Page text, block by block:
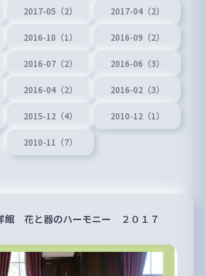
2017-05（2） 2017-04（2）
2016-10（1） 2016-09（2）
2016-07（2） 2016-06（3）
2016-04（2） 2016-02（3）
2015-12（4） 2010-12（1）
2010-11（7）
館 花と器のハーモニー ２０１７